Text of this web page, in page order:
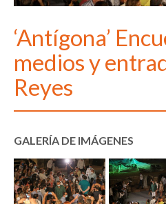
‘Antígona’
medios y
Reyes
GALERÍA DE IMÁGENES